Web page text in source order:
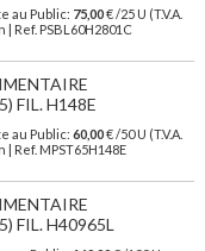
au Public: 75,00€ /25 U (T.V.A.
Ref. PSBL60H2801C
FIL. H148E
au Public: 60,00€ /50 U (T.V.A.
Ref. MPST65H148E
FIL. H40965L